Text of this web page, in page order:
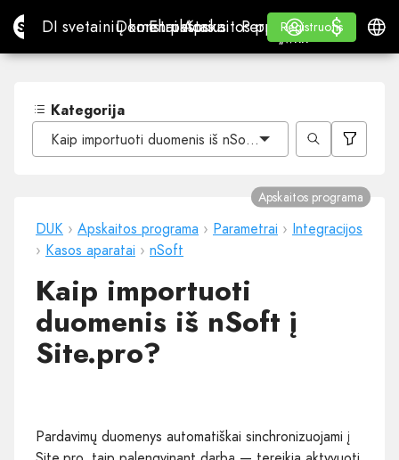
Site.proDI svetainių konstruktorius
DI svetainių konstruktorius
Domenai
DomenaiEl. paštas
El. paštasApskaitos programa
Apskaitos programa
Perpardavėjams
„WHITE LABEL“
Mokymasis
Mokymasis
Registruotis
Registruotis
Prisijungti
$
$
Kategorija
Kaip importuoti duomenis iš nSoft į Site.pro?
DUK › Apskaitos programa › Parametrai › Integracijos
› Kasos aparatai › nSoft
Apskaitos programa
Kaip importuoti
duomenis iš nSoft į
Site.pro?
Pardavimų duomenys automatiškai sinchronizuojami į